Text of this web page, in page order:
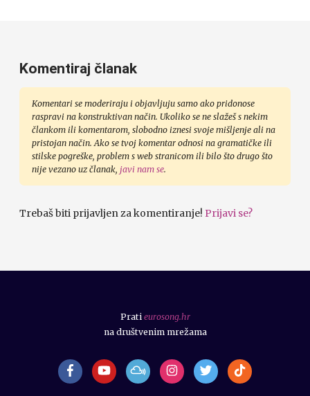
Komentiraj članak
Komentari se moderiraju i objavljuju samo ako pridonose
raspravi na konstruktivan način. Ukoliko se ne slažeš s nekim
člankom ili komentarom, slobodno iznesi svoje mišljenje ali na
pristojan način. Ako se tvoj komentar odnosi na gramatičke ili
stilske pogreške, problem s web stranicom ili bilo što drugo što
nije vezano uz članak, javi nam se.
Trebaš biti prijavljen za komentiranje! Prijavi se?
Prati eurosong.hr
na društvenim mrežama